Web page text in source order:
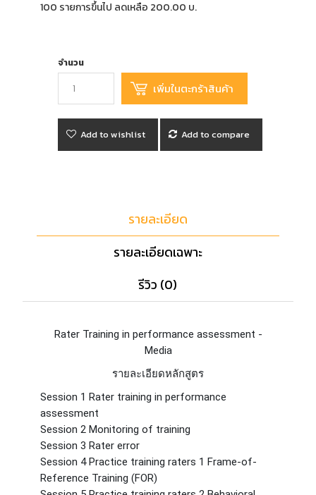
100 รายการขึ้นไป ลดเหลือ 200.00 บ.
จำนวน
Add to wishlist Add to compare
รายละเอียด
รายละเอียดเฉพาะ
รีวิว (0)
Rater Training in performance assessment -
Media
รายละเอียดหลักสูตร
Session 1 Rater training in performance
assessment
Session 2 Monitoring of training
Session 3 Rater error
Session 4 Practice training raters 1 Frame-of-
Reference Training (FOR)